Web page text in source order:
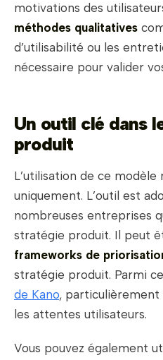
motivations des
méthodes qualitatives
d’utilisabilité ou les
nécessaire pour valider
Un outil clé dans
produit
L’utilisation de ce modèle
uniquement. L’outil est
nombreuses entreprises
stratégie produit. Il peut
frameworks de
stratégie produit. Parmi
de Kano,
les attentes utilisateurs.
Vous pouvez également